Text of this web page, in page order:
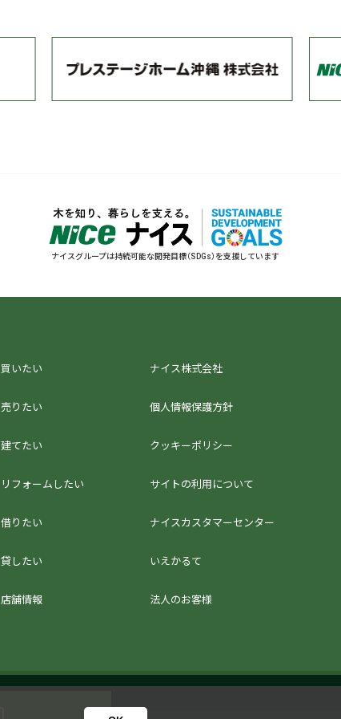
ナイスグループは持続可能な開発目標（SDGs）を支援しています
買いたい
売りたい
建てたい
リフォームしたい
借りたい
貸したい
店舗情報
ナイス株式会社
個人情報保護方針
クッキーポリシー
サイトの利用について
ナイスカスタマーセンター
いえかるて
法人のお客様